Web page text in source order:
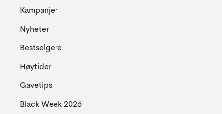
Kampanjer
Nyheter
Bestselgere
Høytider
Gavetips
Black Week 2026